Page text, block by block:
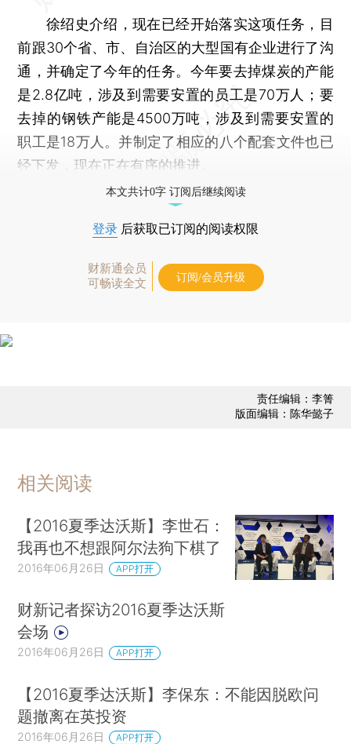
徐绍史介绍，现在已经开始落实这项任务，目
前跟30个省、市、自治区的大型国有企业进行了沟
通，并确定了今年的任务。今年要去掉煤炭的产能
是2.8亿吨，涉及到需要安置的员工是70万人；要
去掉的钢铁产能是4500万吨，涉及到需要安置的
职工是18万人。并制定了相应的八个配套文件也已
经下发，现在正在有序的推进。
本文共计0字 订阅后继续阅读
登录 后获取已订阅的阅读权限
财新通会员
可畅读全文
订阅/会员升级
责任编辑：李箐
版面编辑：陈华懿子
相关阅读
【2016夏季达沃斯】李世石：
我再也不想跟阿尔法狗下棋了
2016年06月26日 APP打开
财新记者探访2016夏季达沃斯
会场
2016年06月26日 APP打开
【2016夏季达沃斯】李保东：不能因脱欧问
题撤离在英投资
2016年06月26日 APP打开